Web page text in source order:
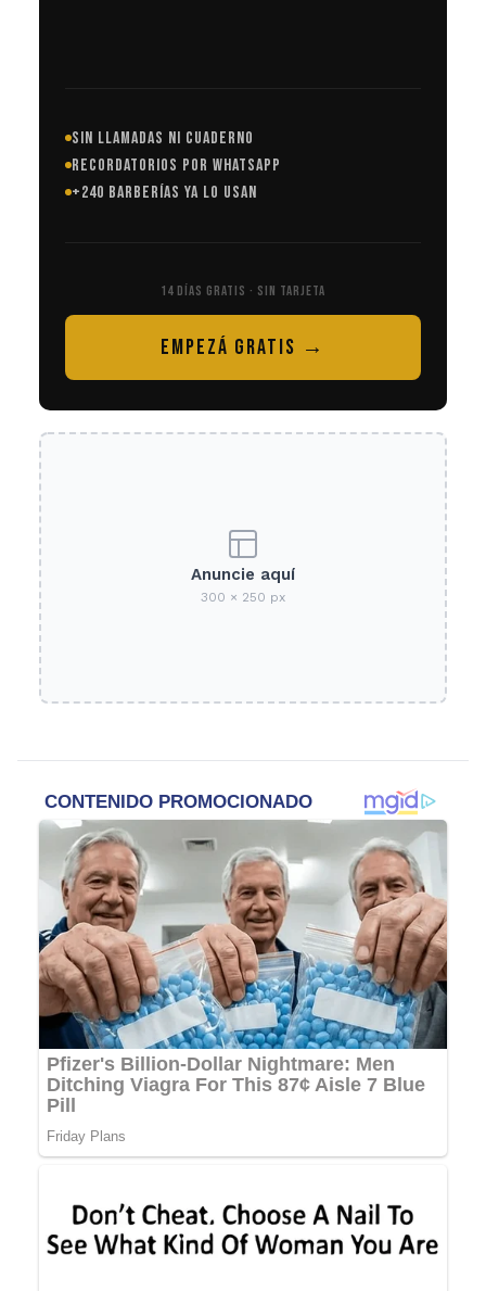
SIN LLAMADAS NI CUADERNO
RECORDATORIOS POR WHATSAPP
+240 BARBERÍAS YA LO USAN
14 DÍAS GRATIS · SIN TARJETA
EMPEZÁ GRATIS →
Anuncie aquí
300 × 250 px